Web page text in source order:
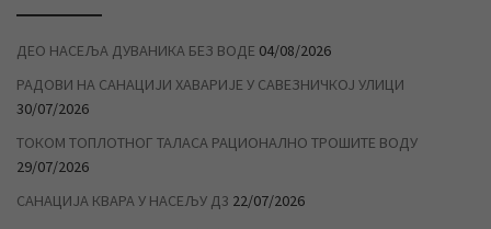
ДЕО НАСЕЉА ДУВАНИКА БЕЗ ВОДЕ 04/08/2026
РАДОВИ НА САНАЦИЈИ ХАВАРИЈЕ У САВЕЗНИЧКОЈ УЛИЦИ
30/07/2026
ТОКОМ ТОПЛОТНОГ ТАЛАСА РАЦИОНАЛНО ТРОШИТЕ ВОДУ
29/07/2026
САНАЦИЈА КВАРА У НАСЕЉУ Д3 22/07/2026